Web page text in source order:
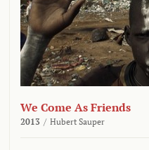
We Come As Friends
2013 / Hubert Sauper